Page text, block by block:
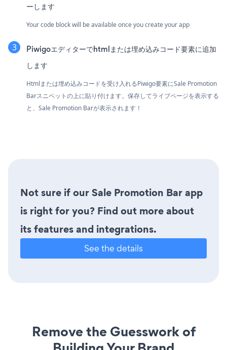
ーします
Your code block will be available once you create your app
Piwigoエディターでhtmlまたは埋め込みコード要素に追加
します
Htmlまたは埋め込みコードを受け入れるPiwigo要素にSale Promotion
Barスニペットの上に貼り付けます。保存してライブページを表示する
と、Sale Promotion Barが表示されます！
Not sure if our Sale Promotion Bar app
is right for you? Find out more about
its features and integrations.
See the details
Remove the Guesswork of